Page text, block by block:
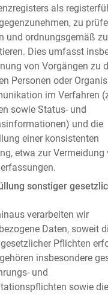
als
zu
und ordnungsgemäß zu
Dies umfasst
von Vorgängen zu
Personen oder
im Verfahren
sowie Status- und
und die
einer konsistenten
etwa zur Vermeidung
sonstiger
verarbeiten wir
Daten, soweit
Pflichten
insbesondere
und
sowie die